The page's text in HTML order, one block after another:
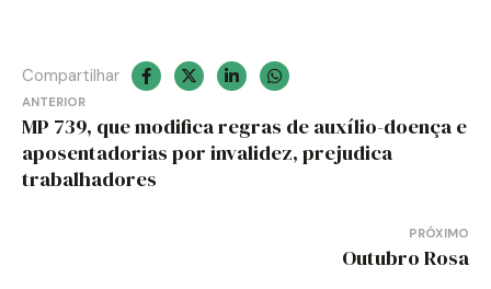
Compartilhar
Navegação
de
ANTERIOR
MP 739, que modifica regras de auxílio-doença e
aposentadorias por invalidez, prejudica
trabalhadores
PRÓXIMO
Outubro Rosa